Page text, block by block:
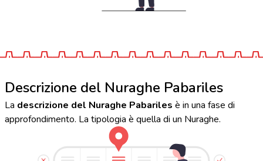
Descrizione del Nuraghe Pabariles
La descrizione del Nuraghe Pabariles è in una fase di
approfondimento. La tipologia è quella di un Nuraghe.